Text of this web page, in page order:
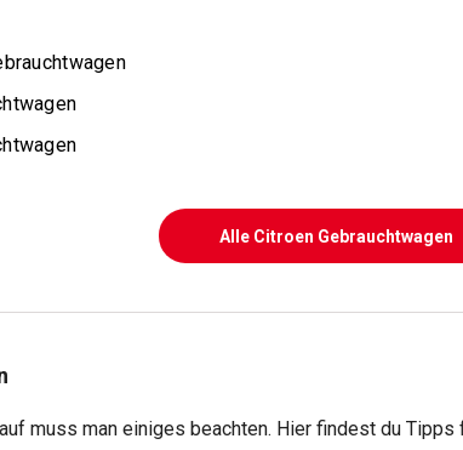
Alle Citroen Gebrauchtwagen
muss man einiges beachten. Hier findest du Tipps